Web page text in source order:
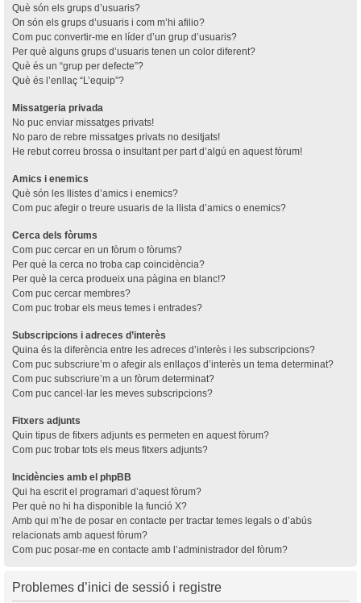
Què són els grups d’usuaris?
On són els grups d’usuaris i com m’hi afilio?
Com puc convertir-me en líder d’un grup d’usuaris?
Per què alguns grups d’usuaris tenen un color diferent?
Què és un “grup per defecte”?
Què és l’enllaç “L’equip”?
Missatgeria privada
No puc enviar missatges privats!
No paro de rebre missatges privats no desitjats!
He rebut correu brossa o insultant per part d’algú en aquest fòrum!
Amics i enemics
Què són les llistes d’amics i enemics?
Com puc afegir o treure usuaris de la llista d’amics o enemics?
Cerca dels fòrums
Com puc cercar en un fòrum o fòrums?
Per què la cerca no troba cap coincidència?
Per què la cerca produeix una pàgina en blanc!?
Com puc cercar membres?
Com puc trobar els meus temes i entrades?
Subscripcions i adreces d’interès
Quina és la diferència entre les adreces d’interès i les subscripcions?
Com puc subscriure’m o afegir als enllaços d’interès un tema determinat?
Com puc subscriure’m a un fòrum determinat?
Com puc cancel·lar les meves subscripcions?
Fitxers adjunts
Quin tipus de fitxers adjunts es permeten en aquest fòrum?
Com puc trobar tots els meus fitxers adjunts?
Incidències amb el phpBB
Qui ha escrit el programari d’aquest fòrum?
Per què no hi ha disponible la funció X?
Amb qui m’he de posar en contacte per tractar temes legals o d’abús
relacionats amb aquest fòrum?
Com puc posar-me en contacte amb l’administrador del fòrum?
Problemes d’inici de sessió i registre